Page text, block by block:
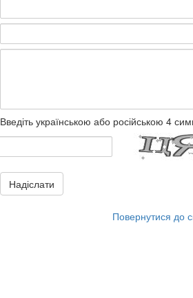
Введіть українською або російською 4
Надіслати
Повернутися до